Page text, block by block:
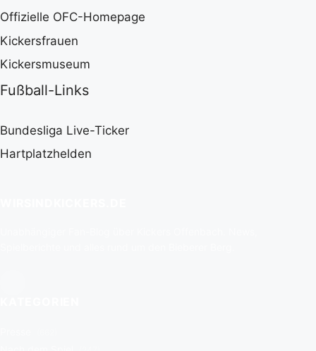
Offizielle OFC-Homepage
Kickersfrauen
Kickersmuseum
Fußball-Links
Bundesliga Live-Ticker
Hartplatzhelden